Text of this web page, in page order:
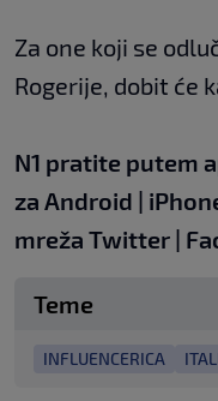
Za one koji se
Rogerije, dobit će
N1 pratite putem
za Android |
mreža Twitter |
Teme
INFLUENCERICA